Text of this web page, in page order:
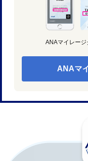
ANAマイレージ
ANAマ